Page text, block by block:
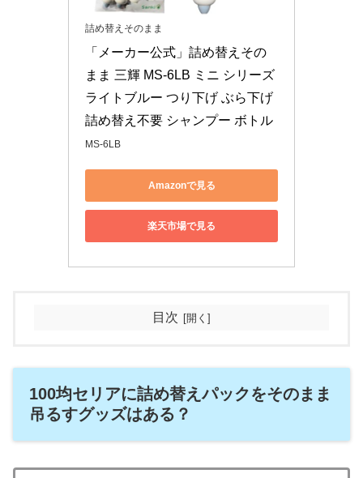
詰め替えそのまま
「メーカー公式」詰め替えその
まま 三輝 MS-6LB ミニ シリーズ
ライトブルー つり下げ ぶら下げ
詰め替え不要 シャンプー ボトル
MS-6LB
Amazonで見る
楽天市場で見る
目次
100均セリアに詰め替えパックをそのまま
吊るすグッズはある？